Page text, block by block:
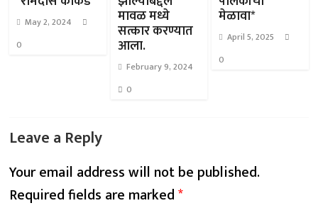
May 2, 2024
0
मावळ मध्ये
सत्कार करण्यात
आला.
February 9, 2024
0
मेळावा*
April 5, 2025
0
Leave a Reply
Your email address will not be published.
Required fields are marked*